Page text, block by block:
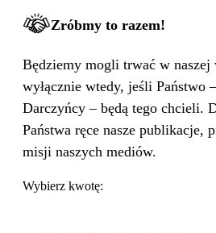
Zróbmy to razem!
Będziemy mogli trwać w naszej
wyłącznie wtedy, jeśli Państwo
Darczyńcy – będą tego chcieli.
Państwa ręce nasze publikacje,
misji naszych mediów.
Wybierz kwotę: